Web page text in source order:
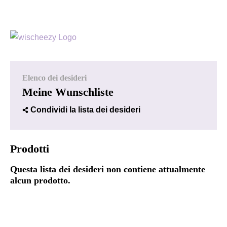
Elenco dei desideri
Meine Wunschliste
Condividi la lista dei desideri
Prodotti
Questa lista dei desideri non contiene attualmente
alcun prodotto.